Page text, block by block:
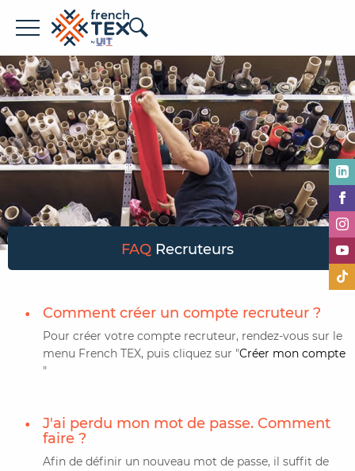
Offres d'emploi
Entreprises
Métiers
Formations
À propos de French TEX
Espace recruteur
FAQ Recruteurs
Comment créer un compte recruteur ?
Pour créer votre compte recruteur, rendez-vous sur le
menu French TEX, puis cliquez sur "Créer mon compte
"
J'ai perdu mon mot de passe. Comment
faire ?
Afin de définir un nouveau mot de passe, il suffit de